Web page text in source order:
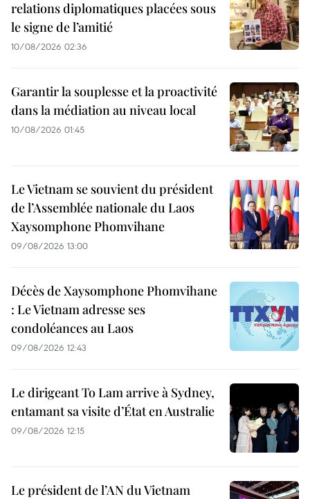
relations diplomatiques placées sous
le signe de l’amitié
10/08/2026 02:36
Garantir la souplesse et la proactivité
dans la médiation au niveau local
10/08/2026 01:45
Le Vietnam se souvient du président
de l’Assemblée nationale du Laos
Xaysomphone Phomvihane
09/08/2026 13:00
Décès de Xaysomphone Phomvihane
: Le Vietnam adresse ses
condoléances au Laos
09/08/2026 12:43
Le dirigeant To Lam arrive à Sydney,
entamant sa visite d’État en Australie
09/08/2026 12:15
Le président de l’AN du Vietnam